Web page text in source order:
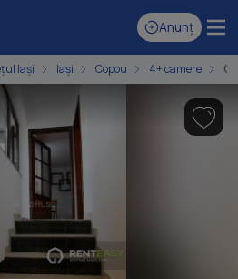
Anunț
Iași Iași Copou 4+ camere